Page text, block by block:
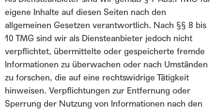
eigene Inhalte auf diesen Seiten nach den
allgemeinen Gesetzen verantwortlich. Nach §§ 8 bis
10 TMG sind wir als Diensteanbieter jedoch nicht
verpflichtet, übermittelte oder gespeicherte fremde
Informationen zu überwachen oder nach Umständen
zu forschen, die auf eine rechtswidrige Tätigkeit
hinweisen. Verpflichtungen zur Entfernung oder
Sperrung der Nutzung von Informationen nach den